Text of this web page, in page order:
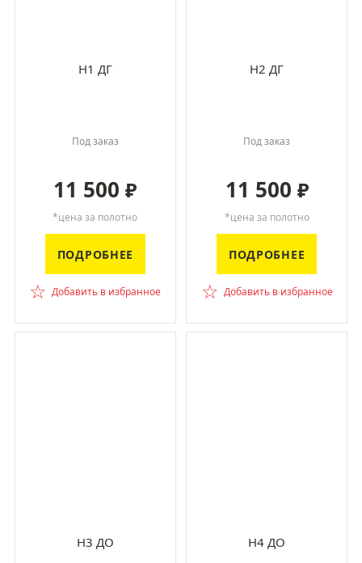
H1 ДГ
Под заказ
11 500₽
*цена за полотно
ПОДРОБНЕЕ
☆ Добавить в избранное
H2 ДГ
Под заказ
11 500 ₽
*цена за полотно
ПОДРОБНЕЕ
☆ Добавить в избранное
H3 ДО H4 ДО